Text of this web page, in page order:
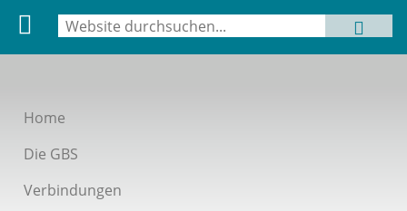
MENU
Home
Die GBS
Verbindungen
Suchformular
Suche